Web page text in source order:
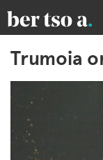
Trumoia